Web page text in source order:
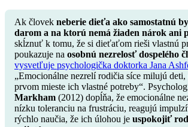
Ak človek neberie dieťa ako samostatnú
darom a na ktorú nemá žiaden nárok ani
skĺznuť k tomu, že si dieťaťom rieši vlastnú
poukazuje na osobnú nezrelosť dospelého
vysvetľuje psychologička doktorka Jana
„Emocionálne nezrelí rodičia síce milujú deti,
prvom mieste ich vlastné potreby“.
Markham (2012) dopĺňa, že emocionálne
nízku toleranciu na frustráciu, reagujú
rýchlo naučia, že ich úlohou je uspokojiť